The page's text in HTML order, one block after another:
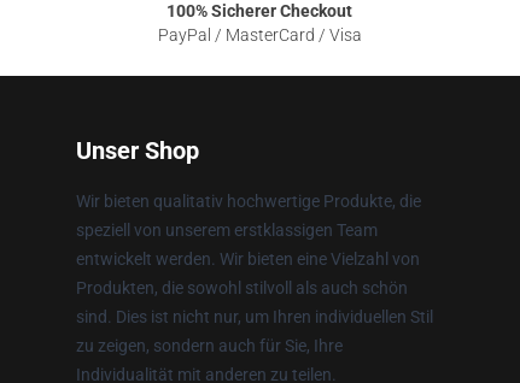
100% Sicherer Checkout
PayPal / MasterCard / Visa
Unser Shop
Wir bieten qualitativ hochwertige Produkte, die
speziell von unserem erstklassigen Team
entwickelt werden. Wir bieten eine Vielzahl von
Produkten, die sowohl stilvoll als auch schön
sind. Dies ist nicht nur, um Ihren individuellen Stil
zu zeigen, sondern auch für Sie, Ihre
Individualität mit anderen zu teilen.